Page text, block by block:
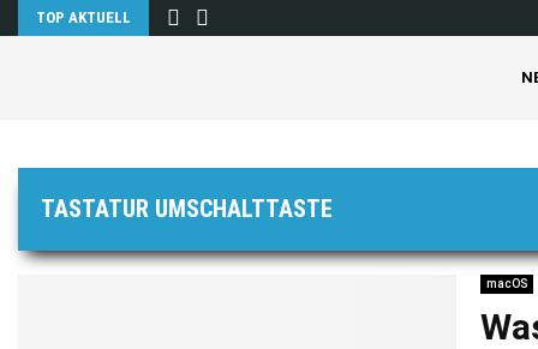
TOP AKTUELL
TASTATUR UMSCHALTTASTE
macOS